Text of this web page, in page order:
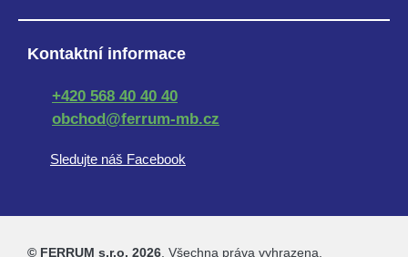
Kontaktní informace
+420 568 40 40 40
obchod@ferrum-mb.cz
Sledujte náš Facebook
© FERRUM s.r.o. 2026. Všechna práva vyhrazena.